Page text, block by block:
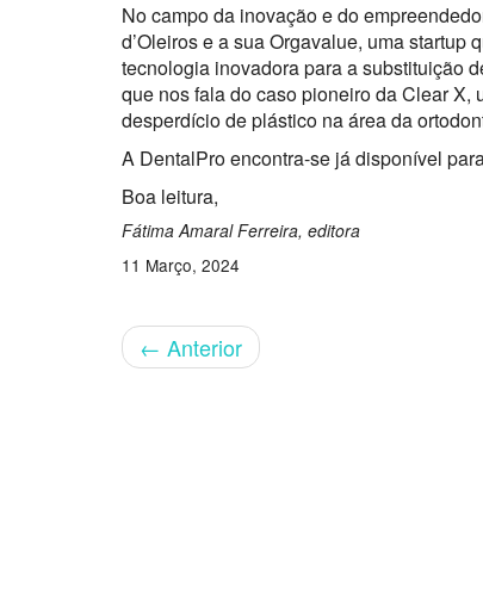
No campo da inovação e do
d’Oleiros e a sua Orgavalue, uma
tecnologia inovadora para a substituição
que nos fala do caso pioneiro da Clear X,
desperdício de plástico na área da
A DentalPro encontra-se já disponível
Boa leitura,
Fátima Amaral Ferreira, editora
11 Março, 2024
← Anterior